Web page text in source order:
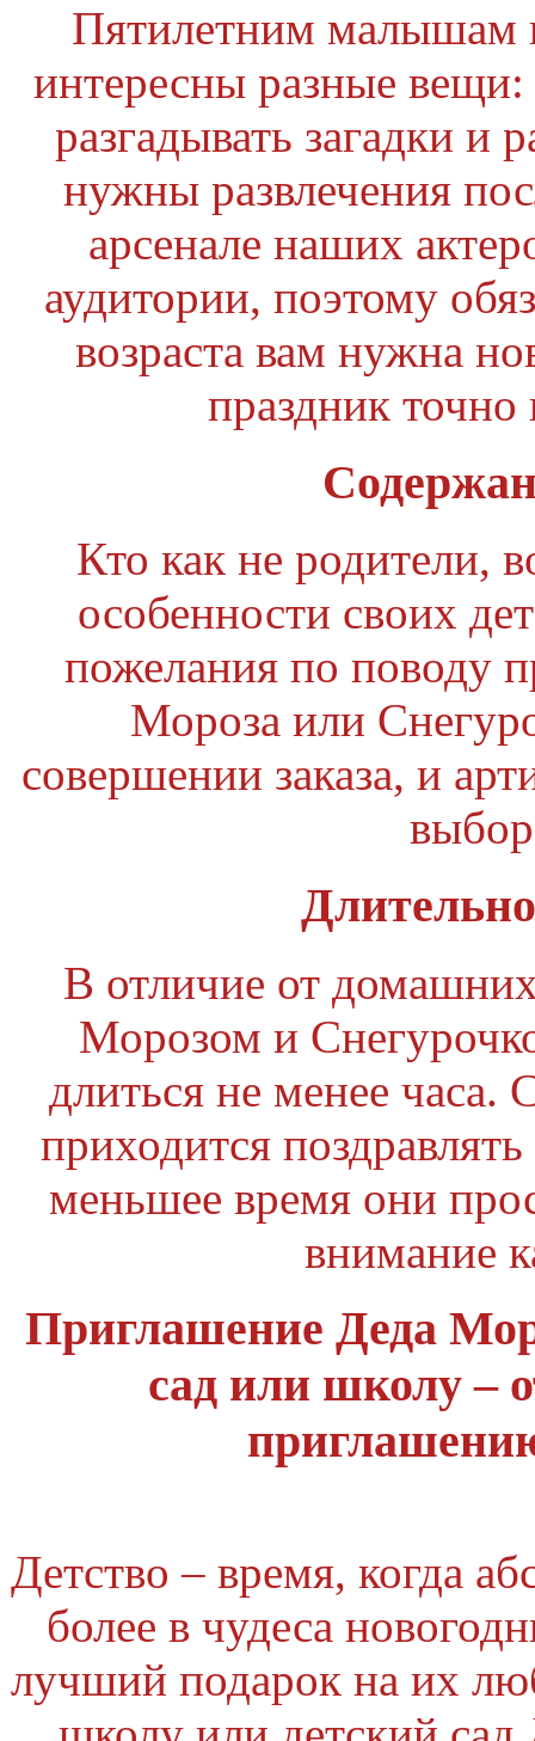
Пятилетним малышам
интересны разные
разгадывать загадки и
нужны развлечения
арсенале наших
аудитории, поэтому
возраста вам нужна
праздник точно
Кто как не родители,
особенности своих
пожелания по поводу
Мороза или
совершении заказа, и
В отличие от
Морозом и
длиться не менее часа.
приходится
меньшее время они
внимание
Приглашение Деда
сад или школу –
Детство – время, когда
более в чудеса
лучший подарок на их